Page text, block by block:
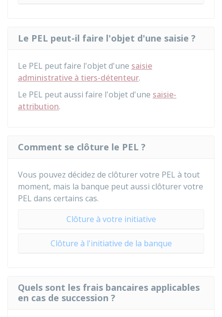
Le PEL peut-il faire l'objet d'une saisie ?
Le PEL peut faire l'objet d'une saisie
administrative à tiers-détenteur.
Le PEL peut aussi faire l'objet d'une saisie-
attribution.
Comment se clôture le PEL ?
Vous pouvez décidez de clôturer votre PEL à tout
moment, mais la banque peut aussi clôturer votre
PEL dans certains cas.
Clôture à votre initiative
Clôture à l'initiative de la banque
Quels sont les frais bancaires applicables
en cas de succession ?